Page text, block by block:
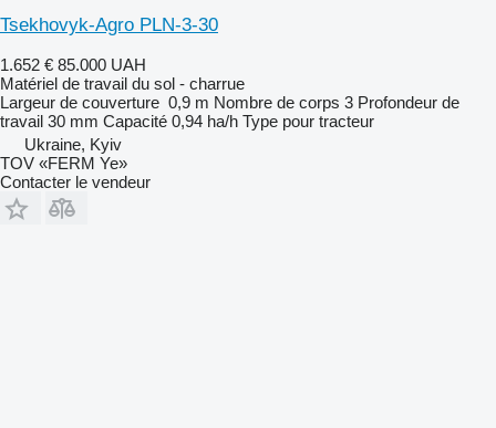
Tsekhovyk-Agro PLN-3-30
1.652 € 85.000 UAH
Matériel de travail du sol - charrue
Largeur de couverture 0,9 m Nombre de corps 3 Profondeur de
travail 30 mm Capacité 0,94 ha/h Type pour tracteur
Ukraine, Kyiv
TOV «FERM Ye»
Contacter le vendeur